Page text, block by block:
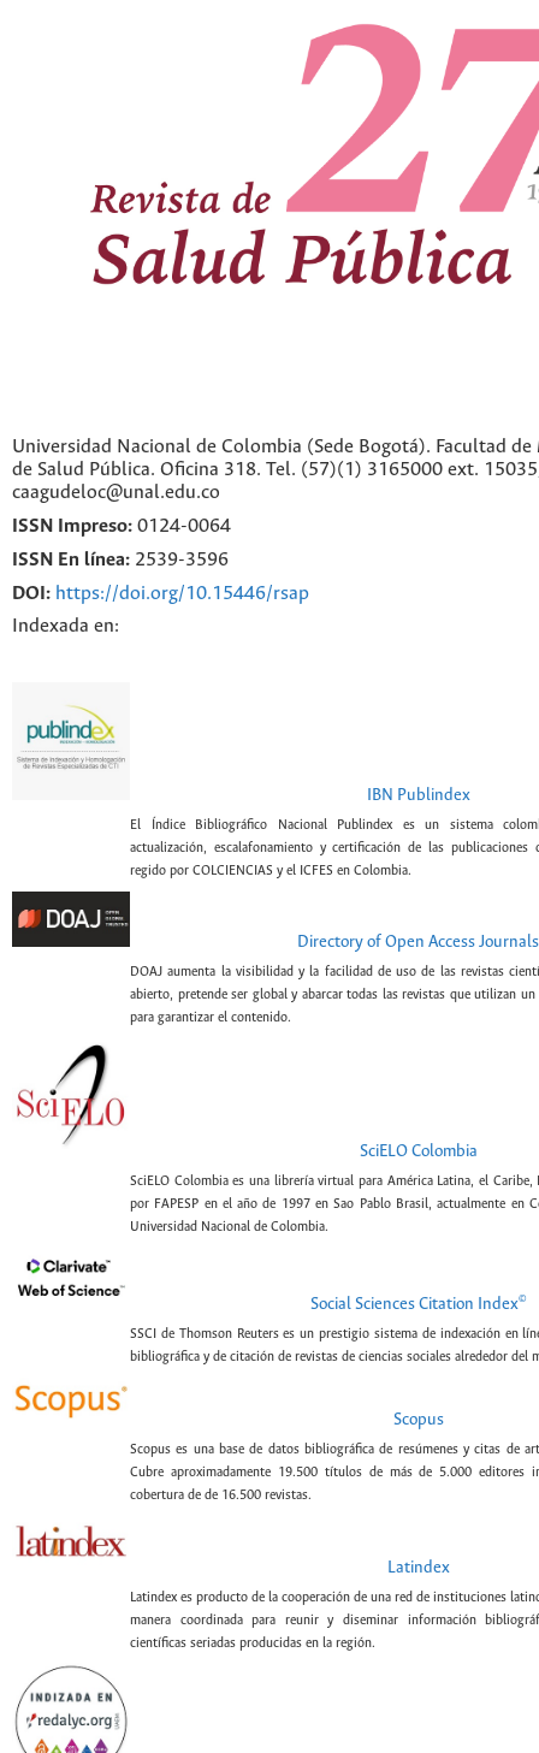
Universidad Nacional de Colombia (Sede Bogotá). Facultad
de Salud Pública. Oficina 318. Tel. (57)(1) 3165000 ext.
caagudeloc@unal.edu.co
ISSN Impreso: 0124-0064
ISSN En línea: 2539-3596
DOI: https://doi.org/10.15446/rsap
Indexada en:
IBN Publindex
El Índice Bibliográfico Nacional Publindex es un sistema
actualización, escalafonamiento y certificación de las publicaciones
regido por COLCIENCIAS y el ICFES en Colombia.
Directory of Open Access Journals
DOAJ aumenta la visibilidad y la facilidad de uso de las revistas
abierto, pretende ser global y abarcar todas las revistas que utilizan
para garantizar el contenido.
SciELO Colombia
SciELO Colombia es una librería virtual para América Latina, el Caribe,
por FAPESP en el año de 1997 en Sao Pablo Brasil, actualmente en
Universidad Nacional de Colombia.
Social Sciences Citation Index©
SSCI de Thomson Reuters es un prestigio sistema de indexación en
bibliográfica y de citación de revistas de ciencias sociales alrededor del
Scopus
Scopus es una base de datos bibliográfica de resúmenes y citas de
Cubre aproximadamente 19.500 títulos de más de 5.000 editores
cobertura de de 16.500 revistas.
Latindex
Latindex es producto de la cooperación de una red de instituciones
manera coordinada para reunir y diseminar información
científicas seriadas producidas en la región.